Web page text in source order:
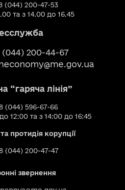
(044) 200-47-53
та з 14.00 до 16.45
(044) 200-44-67
“гаряча лінія”
(044) 596-67-66
12:00 та з 14:00 до 16:45
протидія корупції
(044) 200-47-47
звернення